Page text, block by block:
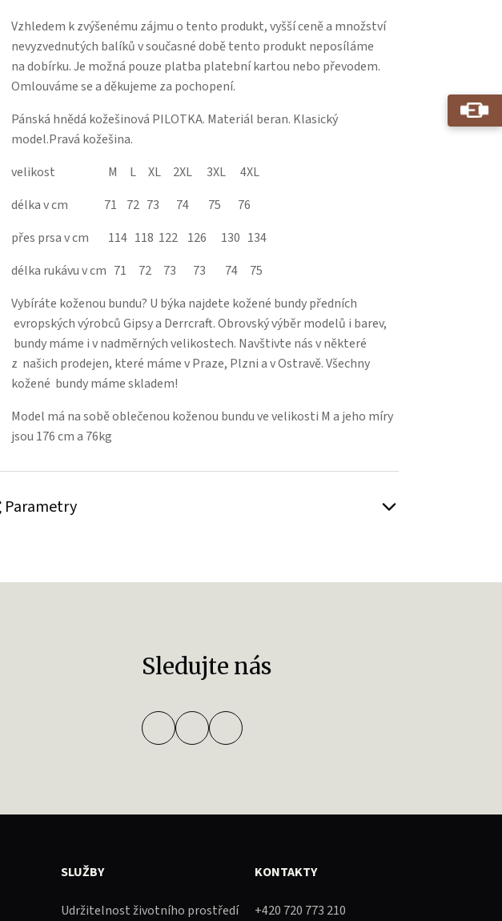
Vzhledem k zvýšenému zájmu o tento produkt, vyšší ceně a množství
nevyzvednutých balíků v současné době tento produkt neposíláme
na dobírku. Je možná pouze platba platební kartou nebo převodem.
Omlouváme se a děkujeme za pochopení.
Pánská hnědá kožešinová PILOTKA. Materiál beran. Klasický
model.Pravá kožešina.
velikost M L XL 2XL 3XL 4XL
délka v cm 71 72 73 74 75 76
přes prsa v cm 114 118 122 126 130 134
délka rukávu v cm 71 72 73 73 74 75
Vybíráte koženou bundu? U býka najdete kožené bundy předních
evropských výrobců Gipsy a Derrcraft. Obrovský výběr modelů i barev,
bundy máme i v nadměrných velikostech. Navštivte nás v některé
z našich prodejen, které máme v Praze, Plzni a v Ostravě. Všechny
kožené bundy máme skladem!
Model má na sobě oblečenou koženou bundu ve velikosti M a jeho míry
jsou 176 cm a 76kg
Parametry
Sledujte nás
SLUŽBY
Udržitelnost životního prostředí
KONTAKTY
+420 720 773 210